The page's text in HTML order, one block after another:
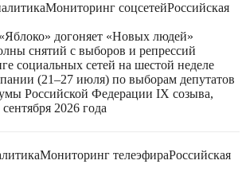
Мониторинг соцсетейРоссийская
догоняет «Новых людей»
снятий с выборов и репрессий
социальных сетей на шестой неделе
(21–27 июля) по выборам депутатов
Российской Федерации IX созыва,
2026 года
Мониторинг телеэфираРоссийская